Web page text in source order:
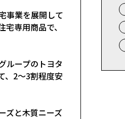
事業を展開して
専用商品で、
ループのトヨタ
、2～3割程度安
ズと木質ニーズ